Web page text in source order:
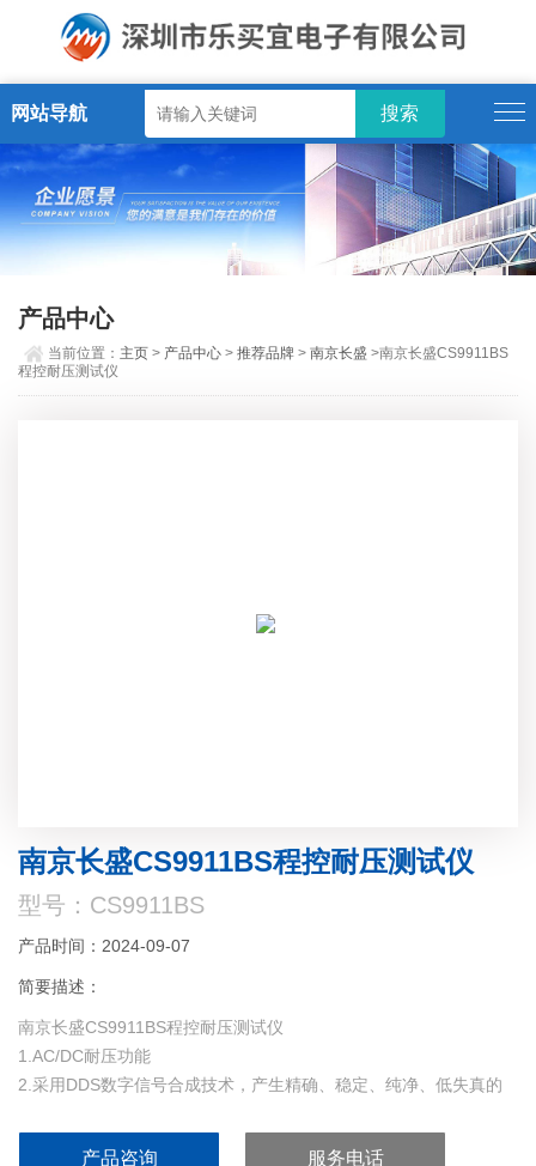
网站导航
产品中心
当前位置： 主页 > 产品中心 >推荐品牌 >南京长盛 >南京长盛CS9911BS
程控耐压测试仪
南京长盛CS9911BS程控耐压测试仪
型号：CS9911BS
产品时间：2024-09-07
简要描述：
南京长盛CS9911BS程控耐压测试仪
1.AC/DC耐压功能
2.采用DDS数字信号合成技术，产生精确、稳定、纯净、低失真的
产品咨询 服务电话